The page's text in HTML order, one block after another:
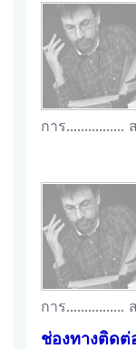
การ................
การ................
ช่องทางติด